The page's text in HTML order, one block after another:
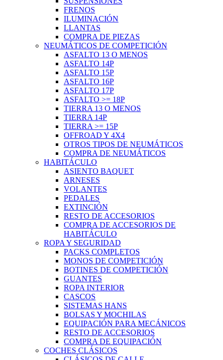
FRENOS
ILUMINACIÓN
LLANTAS
COMPRA DE PIEZAS
NEUMÁTICOS DE COMPETICIÓN
ASFALTO 13 O MENOS
ASFALTO 14P
ASFALTO 15P
ASFALTO 16P
ASFALTO 17P
ASFALTO >= 18P
TIERRA 13 O MENOS
TIERRA 14P
TIERRA >= 15P
OFFROAD Y 4X4
OTROS TIPOS DE NEUMÁTICOS
COMPRA DE NEUMÁTICOS
HABITÁCULO
ASIENTO BAQUET
ARNESES
VOLANTES
PEDALES
EXTINCIÓN
RESTO DE ACCESORIOS
COMPRA DE ACCESORIOS DE
HABITÁCULO
ROPA Y SEGURIDAD
PACKS COMPLETOS
MONOS DE COMPETICIÓN
BOTINES DE COMPETICIÓN
GUANTES
ROPA INTERIOR
CASCOS
SISTEMAS HANS
BOLSAS Y MOCHILAS
EQUIPACIÓN PARA MECÁNICOS
RESTO DE ACCESORIOS
COMPRA DE EQUIPACIÓN
COCHES CLÁSICOS